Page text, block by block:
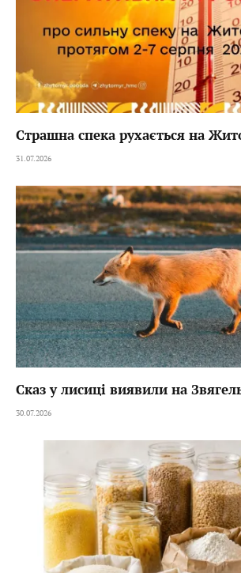
Страшна спека рухається на
31.07.2026
Сказ у лисиці виявили на
30.07.2026